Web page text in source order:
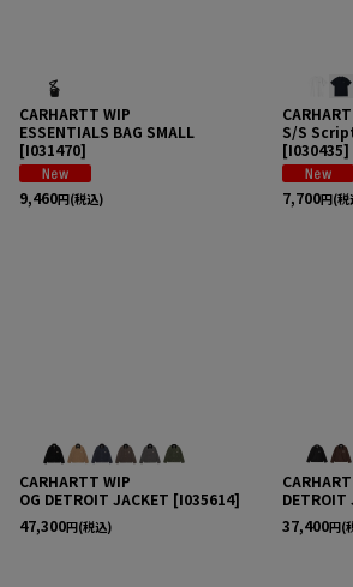
CARHARTT WIP
ESSENTIALS BAG SMALL
[I031470]
9,460円(税込)
S/S
[I030435]
7,700円(税
CARHARTT WIP
OG DETROIT JACKET [I035614]
47,300円(税込)
DETROIT
37,400円(